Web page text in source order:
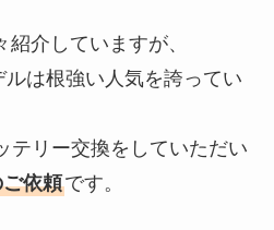
介していますが、
は根強い人気を誇ってい
テリー交換をしていただい
依頼です。